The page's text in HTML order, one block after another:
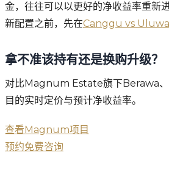
金，往往可以以更好的净收益率重新
新配置之前，先在Canggu vs
拿不准该持有还是换购升级？
对比Magnum Estate旗下Berawa
目的实时定价与预计净收益率。
查看Magnum项目
预约免费咨询